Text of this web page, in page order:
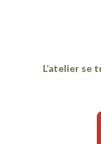
L’atelier se